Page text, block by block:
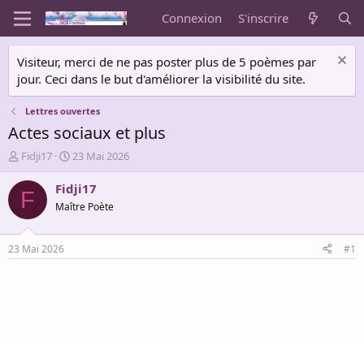
Connexion S'inscrire
Visiteur, merci de ne pas poster plus de 5 poèmes par
jour. Ceci dans le but d'améliorer la visibilité du site.
Lettres ouvertes
Actes sociaux et plus
A
u
t
e
r
d
e
Fidji17
D
a
t
e
d
é
23 Mai 2026
F Fidji17
Maître Poète
23 Mai 2026 #1